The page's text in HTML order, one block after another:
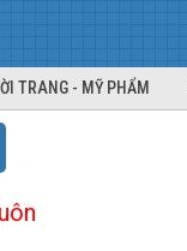
TRANG - MỸ PHẨM